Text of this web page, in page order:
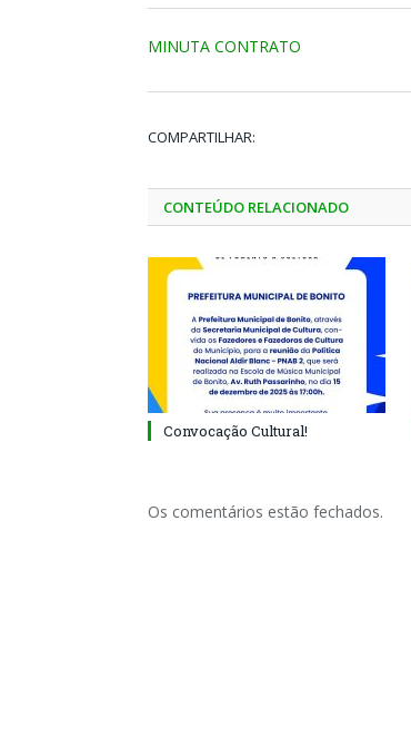
MINUTA CONTRATO
COMPARTILHAR:
CONTEÚDO RELACIONADO
Convocação Cultural!
Os comentários estão fechados.